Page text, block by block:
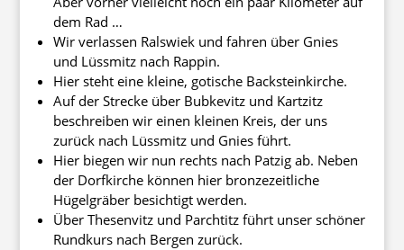
dem Rad …
Wir verlassen Ralswiek und fahren über Gnies
und Lüssmitz nach Rappin.
Hier steht eine kleine, gotische Backsteinkirche.
Auf der Strecke über Bubkevitz und Kartzitz
beschreiben wir einen kleinen Kreis, der uns
zurück nach Lüssmitz und Gnies führt.
Hier biegen wir nun rechts nach Patzig ab. Neben
der Dorfkirche können hier bronzezeitliche
Hügelgräber besichtigt werden.
Über Thesenvitz und Parchtitz führt unser schöner
Rundkurs nach Bergen zurück.